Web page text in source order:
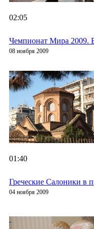
02:05
Чемпионат Мира 2009.
08 ноября 2009
01:40
Греческие Салоники в
04 ноября 2009